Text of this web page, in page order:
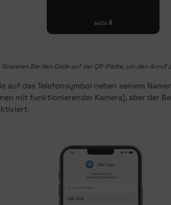
Scannen Sie den Code auf der QR-Platte, um den Anruf
auf das Telefonsymbol neben seinem
mit funktionierender Kamera), aber der